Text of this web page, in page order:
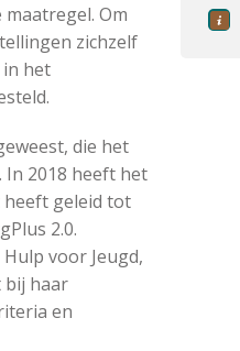
Om
zichzelf
het
die het
2018 heeft het
heeft geleid tot
2.0.
voor Jeugd,
bij haar
en